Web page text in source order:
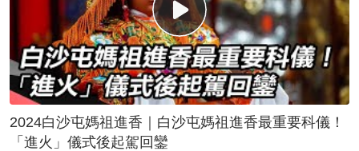
2024白沙屯媽祖進香｜白沙屯媽祖進香最重要科儀！
「進火」儀式後起駕回鑾